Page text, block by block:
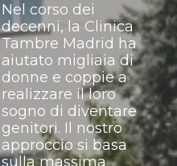
Nel corso dei
decenni, la Clinica
Tambre Madrid ha
aiutato migliaia di
donne e coppie a
realizzare il loro
sogno di diventare
genitori. Il nostro
approccio si basa
sulla massima